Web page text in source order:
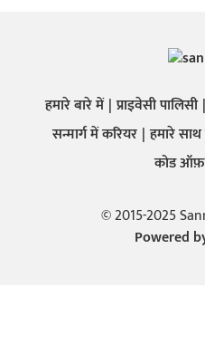
हमारे बारे में प्राइवेसी पालिसी
सन्मार्ग में करियर हमारे साथ
कोड
© 2015-2025
Powered